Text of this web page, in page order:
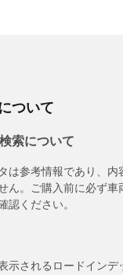
ついて
索について
は参考情報であり、内
ん。ご購入前に必ず車
認ください。
示されるロードインデ